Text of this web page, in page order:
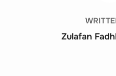
Zulafan